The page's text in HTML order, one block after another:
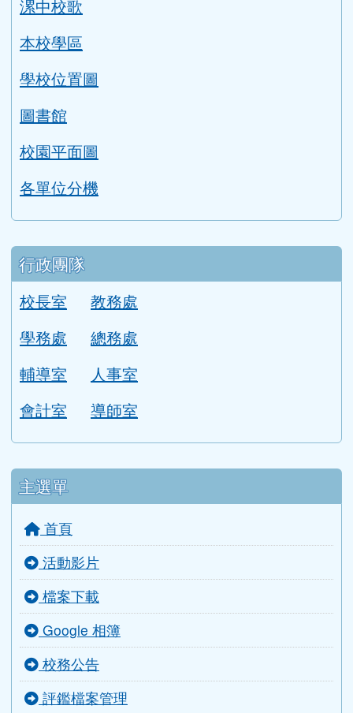
漯中校歌
本校學區
學校位置圖
圖書館
校園平面圖
各單位分機
行政團隊
校長室
教務處
學務處
總務處
輔導室
人事室
會計室
導師室
主選單
首頁
活動影片
檔案下載
Google 相簿
校務公告
評鑑檔案管理